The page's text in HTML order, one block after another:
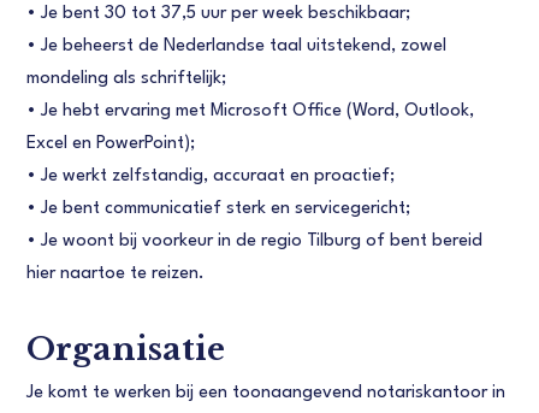
• Je bent 30 tot 37,5 uur per week beschikbaar;
• Je beheerst de Nederlandse taal uitstekend, zowel
mondeling als schriftelijk;
• Je hebt ervaring met Microsoft Office (Word, Outlook,
Excel en PowerPoint);
• Je werkt zelfstandig, accuraat en proactief;
• Je bent communicatief sterk en servicegericht;
• Je woont bij voorkeur in de regio Tilburg of bent bereid
hier naartoe te reizen.
Organisatie
Je komt te werken bij een toonaangevend notariskantoor in